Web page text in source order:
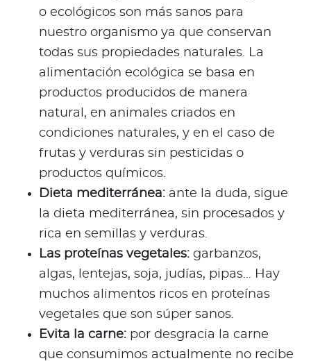
o ecológicos son más sanos para
nuestro organismo ya que conservan
todas sus propiedades naturales. La
alimentación ecológica se basa en
productos producidos de manera
natural, en animales criados en
condiciones naturales, y en el caso de
frutas y verduras sin pesticidas o
productos químicos.
Dieta mediterránea: ante la duda, sigue
la dieta mediterránea, sin procesados y
rica en semillas y verduras.
Las proteínas vegetales: garbanzos,
algas, lentejas, soja, judías, pipas… Hay
muchos alimentos ricos en proteínas
vegetales que son súper sanos.
Evita la carne: por desgracia la carne
que consumimos actualmente no recibe